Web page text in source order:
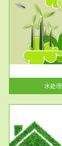
水处
服
园区
2016 年 4 月
于积极发挥环
给
服